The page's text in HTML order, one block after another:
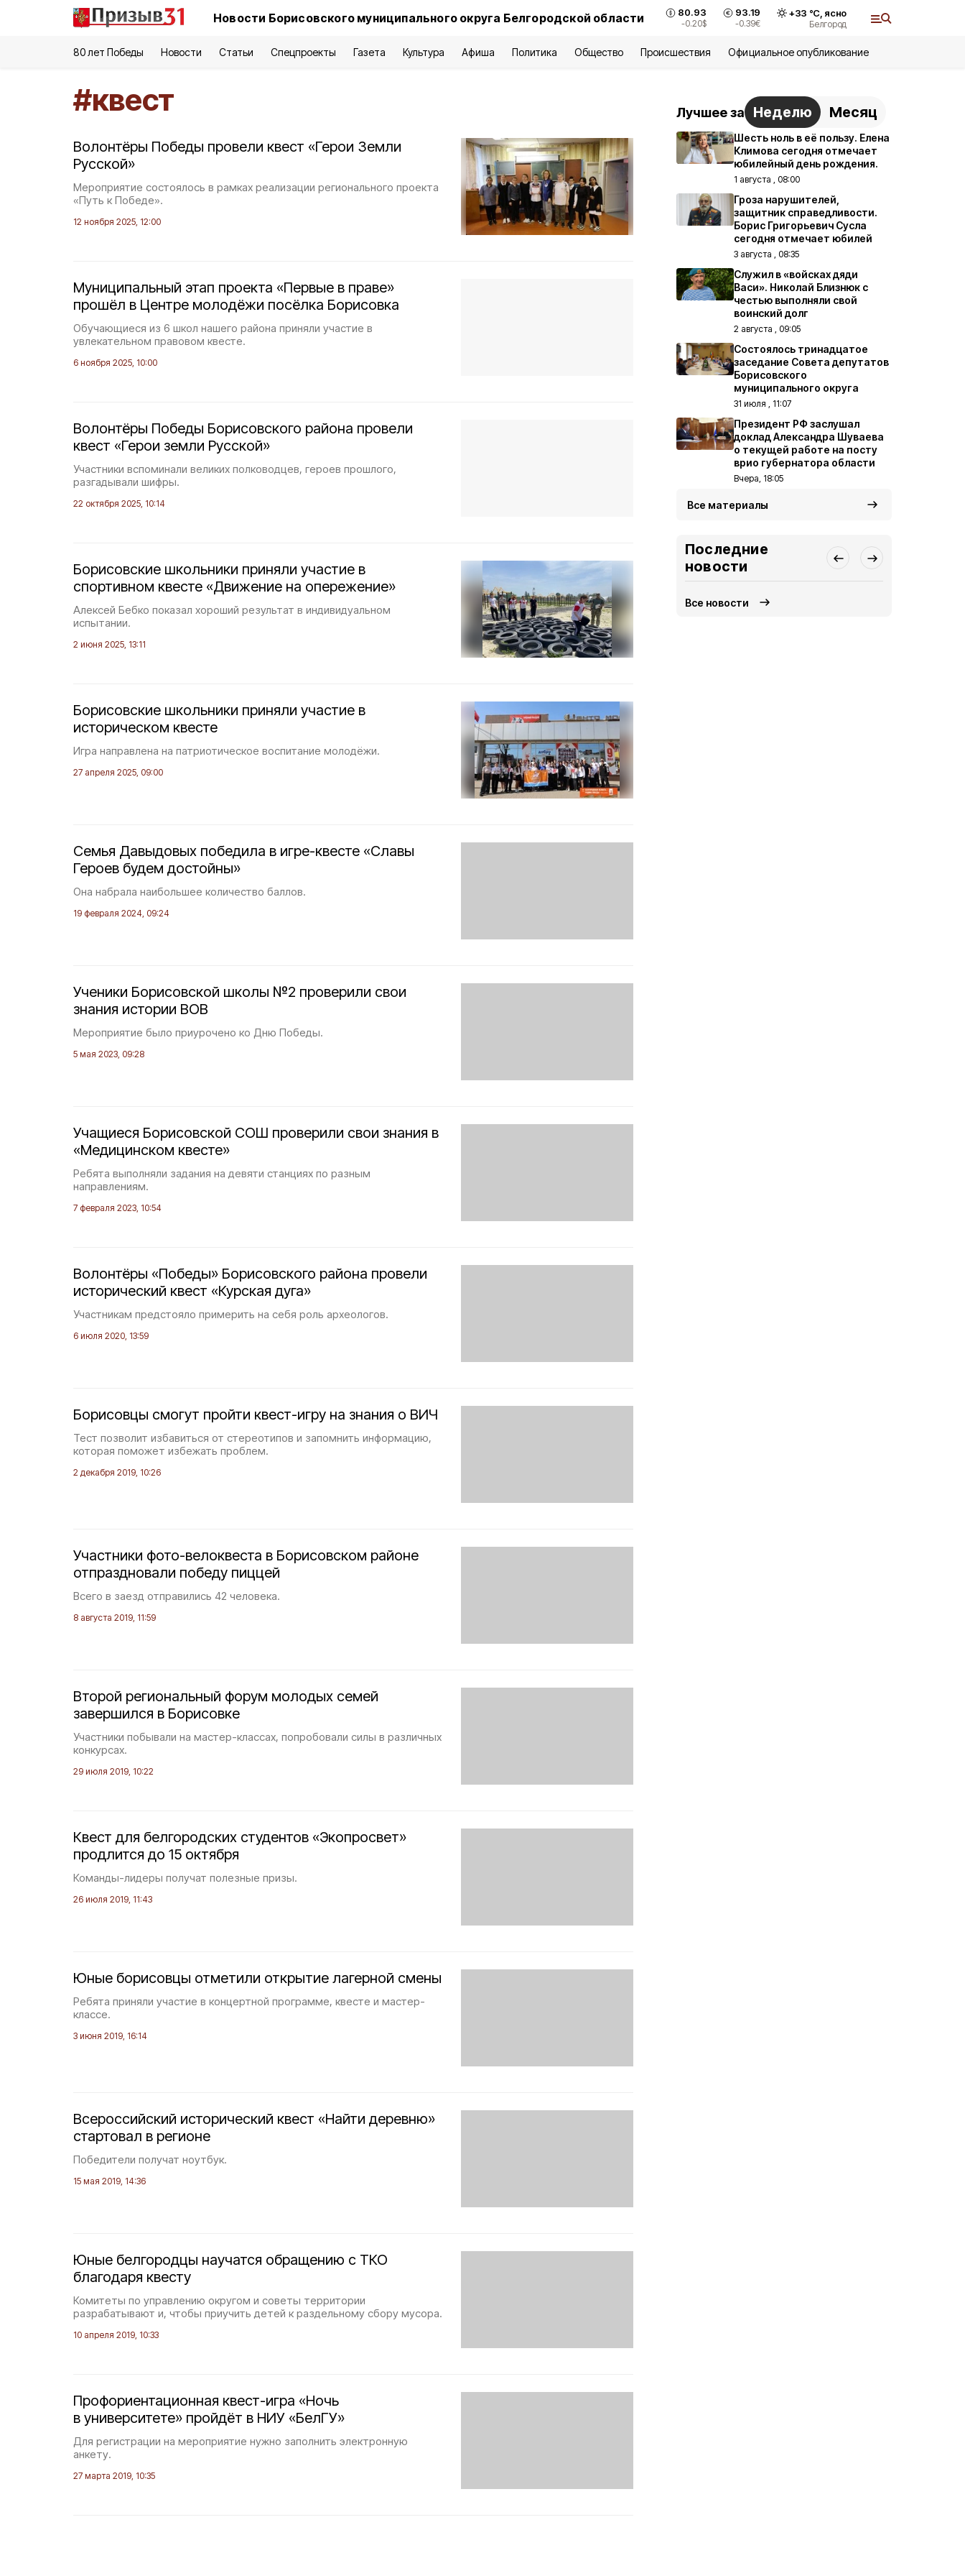
Новости Борисовского муниципального округа Белгородской области 80.93
-0.20$
93.19
-0.39€
+33 °С, ясно
Белгород
80 лет Победы Новости Статьи Спецпроекты Газета Культура Афиша Политика Общество Происшествия Официальное опубликование
#квест
Волонтёры Победы провели квест «Герои Земли
Русской»
Мероприятие состоялось в рамках реализации регионального проекта
«Путь к Победе».
12 ноября 2025, 12:00
Муниципальный этап проекта «Первые в праве»
прошёл в Центре молодёжи посёлка Борисовка
Обучающиеся из 6 школ нашего района приняли участие в
увлекательном правовом квесте.
6 ноября 2025, 10:00
Волонтёры Победы Борисовского района провели
квест «Герои земли Русской»
Участники вспоминали великих полководцев, героев прошлого,
разгадывали шифры.
22 октября 2025, 10:14
Борисовские школьники приняли участие в
спортивном квесте «Движение на опережение»
Алексей Бебко показал хороший результат в индивидуальном
испытании.
2 июня 2025, 13:11
Борисовские школьники приняли участие в
историческом квесте
Игра направлена на патриотическое воспитание молодёжи.
27 апреля 2025, 09:00
Семья Давыдовых победила в игре-квесте «Славы
Героев будем достойны»
Она набрала наибольшее количество баллов.
19 февраля 2024, 09:24
Ученики Борисовской школы №2 проверили свои
знания истории ВОВ
Мероприятие было приурочено ко Дню Победы.
5 мая 2023, 09:28
Учащиеся Борисовской СОШ проверили свои знания в
«Медицинском квесте»
Ребята выполняли задания на девяти станциях по разным
направлениям.
7 февраля 2023, 10:54
Волонтёры «Победы» Борисовского района провели
исторический квест «Курская дуга»
Участникам предстояло примерить на себя роль археологов.
6 июля 2020, 13:59
Борисовцы смогут пройти квест-игру на знания о ВИЧ
Тест позволит избавиться от стереотипов и запомнить информацию,
которая поможет избежать проблем.
2 декабря 2019, 10:26
Участники фото-велоквеста в Борисовском районе
отпраздновали победу пиццей
Всего в заезд отправились 42 человека.
8 августа 2019, 11:59
Второй региональный форум молодых семей
завершился в Борисовке
Участники побывали на мастер-классах, попробовали силы в различных
конкурсах.
29 июля 2019, 10:22
Квест для белгородских студентов «Экопросвет»
продлится до 15 октября
Команды-лидеры получат полезные призы.
26 июля 2019, 11:43
Юные борисовцы отметили открытие лагерной смены
Ребята приняли участие в концертной программе, квесте и мастер-
классе.
3 июня 2019, 16:14
Всероссийский исторический квест «Найти деревню»
стартовал в регионе
Победители получат ноутбук.
15 мая 2019, 14:36
Юные белгородцы научатся обращению с ТКО
благодаря квесту
Комитеты по управлению округом и советы территории
разрабатывают и, чтобы приучить детей к раздельному сбору мусора.
10 апреля 2019, 10:33
Профориентационная квест-игра «Ночь
в университете» пройдёт в НИУ «БелГУ»
Для регистрации на мероприятие нужно заполнить электронную
анкету.
27 марта 2019, 10:35
Лучшее за Неделю Месяц
Шесть ноль в её пользу. Елена
Климова сегодня отмечает
юбилейный день рождения.
1 августа , 08:00
Гроза нарушителей,
защитник справедливости.
Борис Григорьевич Сусла
сегодня отмечает юбилей
3 августа , 08:35
Служил в «войсках дяди
Васи». Николай Близнюк с
честью выполняли свой
воинский долг
2 августа , 09:05
Состоялось тринадцатое
заседание Совета депутатов
Борисовского
муниципального округа
31 июля , 11:07
Президент РФ заслушал
доклад Александра Шуваева
о текущей работе на посту
врио губернатора области
Вчера, 18:05
Все материалы
Последние
новости
Все новости